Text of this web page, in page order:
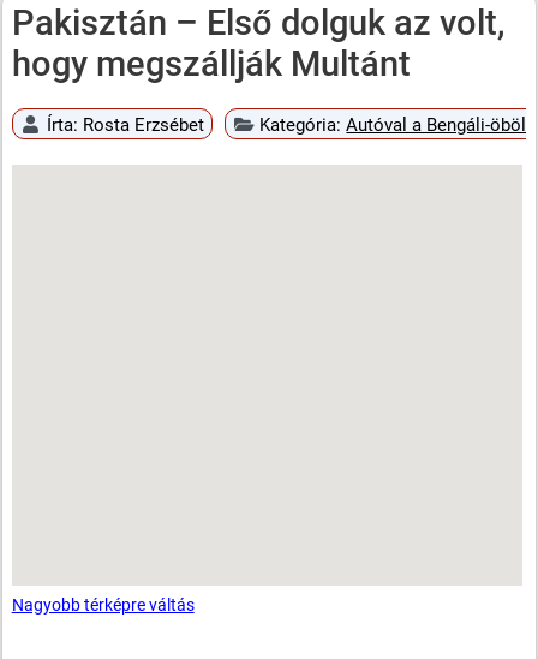
Pakisztán – Első dolguk az volt,
hogy megszállják Multánt
Írta: Rosta Erzsébet Kategória:Autóval a Bengáli-
Nagyobb térképre váltás